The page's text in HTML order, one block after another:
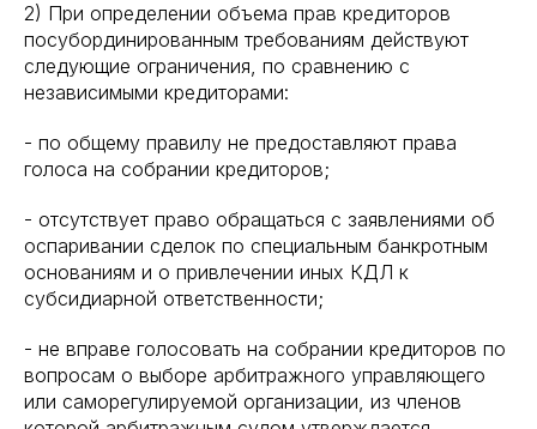
2) При определении объема прав кредиторов
посубординированным требованиям действуют
следующие ограничения, по сравнению с
независимыми кредиторами:
- по общему правилу не предоставляют права
голоса на собрании кредиторов;
- отсутствует право обращаться с заявлениями об
оспаривании сделок по специальным банкротным
основаниям и о привлечении иных КДЛ к
субсидиарной ответственности;
- не вправе голосовать на собрании кредиторов по
вопросам о выборе арбитражного управляющего
или саморегулируемой организации, из членов